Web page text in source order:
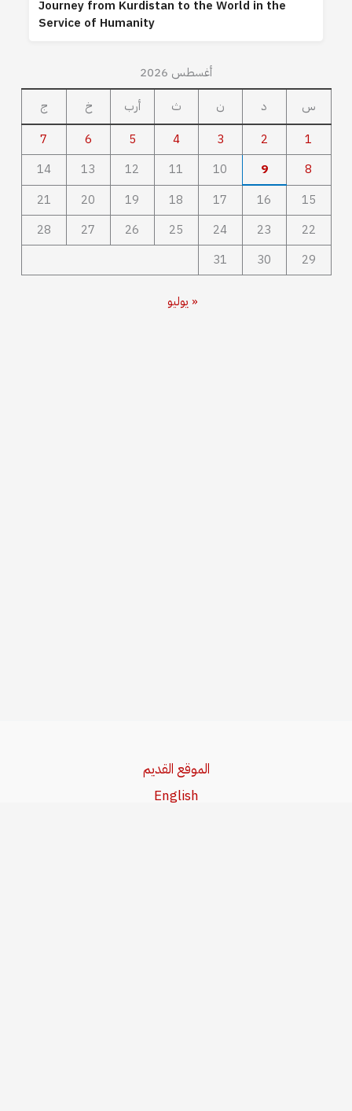
Journey from Kurdistan to the World in the
Service of Humanity
أغسطس 2026
س
د ن ث أرب خ
ج
1
2
3
4
5
6
7
8
9
10
11
12
13
14
15
16
17
18
19
20
21
22
23
24
25
26
27
28
29
30
31
« يوليو
الموقع القديم
English